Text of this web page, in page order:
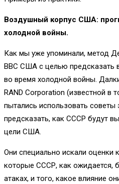
Воздушный корпус США:
холодной войны.
Как мы уже упоминали, метод
ВВС США с целью предсказать
во время холодной войны.
RAND Corporation (известной в
пытались использовать советы
предсказать, как СССР будут
цели США.
Они специально искали оценки
которые СССР, как ожидается,
атаках, и того, какое влияние